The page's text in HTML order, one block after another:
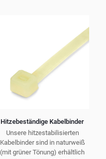
Hitzebeständige Kabelbinder
Unsere hitzestabilisierten
Kabelbinder sind in naturweiß
(mit grüner Tönung) erhältlich